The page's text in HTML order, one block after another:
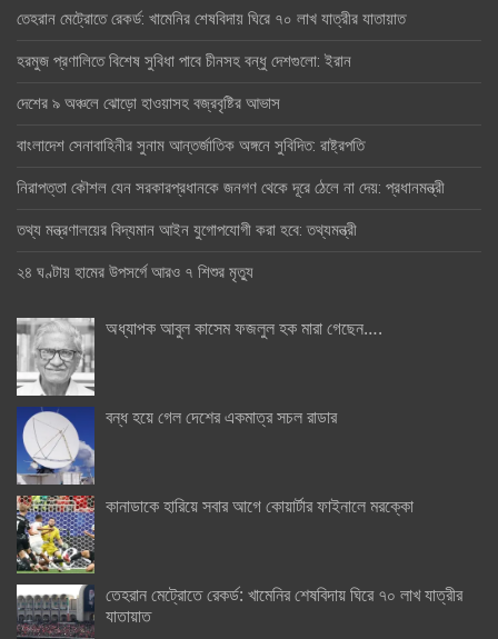
তেহরান মেট্রোতে রেকর্ড: খামেনির শেষবিদায় ঘিরে ৭০ লাখ যাত্রীর যাতায়াত
হরমুজ প্রণালিতে বিশেষ সুবিধা পাবে চীনসহ বন্ধু দেশগুলো: ইরান
দেশের ৯ অঞ্চলে ঝোড়ো হাওয়াসহ বজ্রবৃষ্টির আভাস
বাংলাদেশ সেনাবাহিনীর সুনাম আন্তর্জাতিক অঙ্গনে সুবিদিত: রাষ্ট্রপতি
নিরাপত্তা কৌশল যেন সরকারপ্রধানকে জনগণ থেকে দূরে ঠেলে না দেয়: প্রধানমন্ত্রী
তথ্য মন্ত্রণালয়ের বিদ্যমান আইন যুগোপযোগী করা হবে: তথ্যমন্ত্রী
২৪ ঘণ্টায় হামের উপসর্গে আরও ৭ শিশুর মৃত্যু
অধ্যাপক আবুল কাসেম ফজলুল হক মারা গেছেন….
বন্ধ হয়ে গেল দেশের একমাত্র সচল রাডার
কানাডাকে হারিয়ে সবার আগে কোয়ার্টার ফাইনালে মরক্কো
তেহরান মেট্রোতে রেকর্ড: খামেনির শেষবিদায় ঘিরে ৭০ লাখ যাত্রীর
যাতায়াত